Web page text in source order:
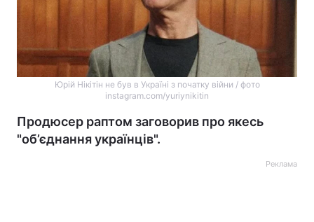
Юрій Нікітін не був в Україні з початку війни / фото
instagram.com/yuriynikitin
Продюсер раптом заговорив про якесь
"об’єднання українців".
Реклама